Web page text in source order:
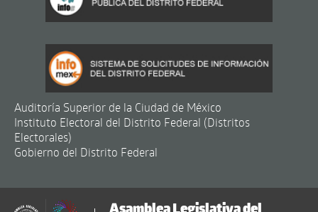
Auditoría Superior de la Ciudad de México
Instituto Electoral del Distrito Federal (Distritos
Electorales)
Gobierno del Distrito Federal